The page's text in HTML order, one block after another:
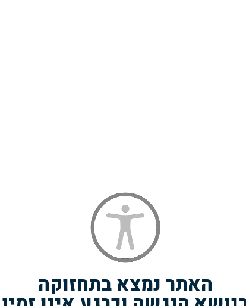
האתר נמצא בתחזוקה